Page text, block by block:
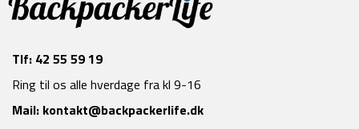
Tlf: 42 55 59 19
Ring til os alle hverdage fra kl 9-16
Mail: kontakt@backpackerlife.dk